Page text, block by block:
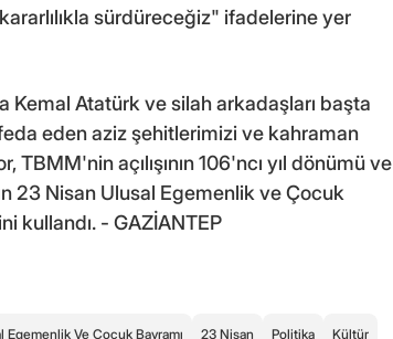
sürdüreceğiz" ifadelerine yer
Kemal Atatürk ve silah arkadaşları başta
eden aziz şehitlerimizi ve kahraman
açılışının 106'ncı yıl dönümü ve
23 Nisan Ulusal Egemenlik ve Çocuk
kullandı. - GAZİANTEP
Egemenlik Ve Çocuk Bayramı 23 Nisan Politika Kültür